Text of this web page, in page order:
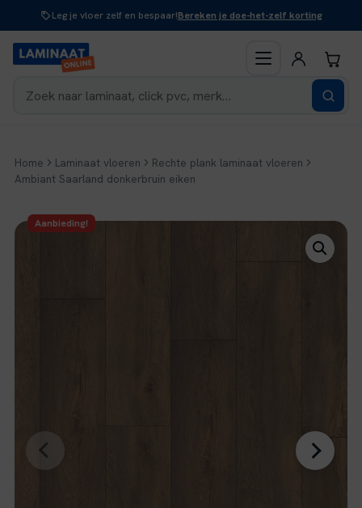
inhoud
Leg je vloer zelf en bespaar!Bereken je doe-het-zelf korting
Home Laminaat vloeren
Rechte plank laminaat vloeren
Ambiant Saarland donkerbruin eiken
Aanbieding!